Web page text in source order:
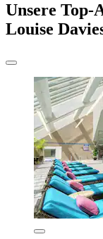
Unsere Top-
Louise